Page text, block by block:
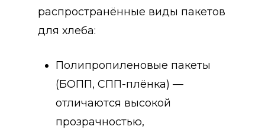
распространённые виды пакетов
для хлеба:
Полипропиленовые пакеты
(БОПП, СПП-плёнка) —
отличаются высокой
прозрачностью,